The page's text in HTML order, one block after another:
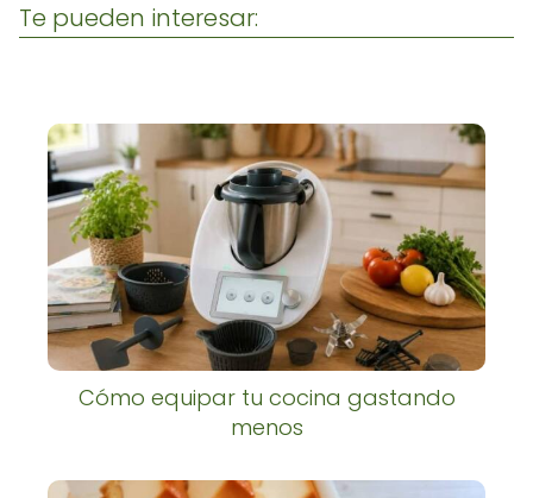
Te pueden interesar:
Cómo equipar tu cocina gastando
menos